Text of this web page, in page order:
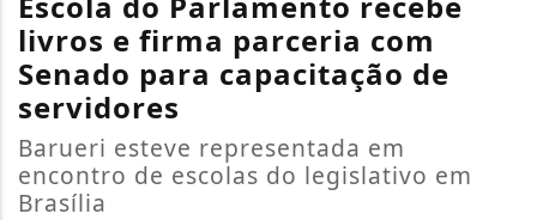
livros e firma parceria com
Senado para capacitação de
servidores
Barueri esteve representada em
encontro de escolas do legislativo em
Brasília